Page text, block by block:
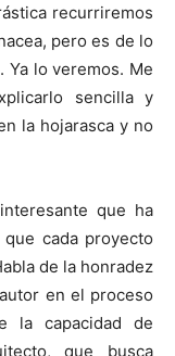
recurriremos
pero es de lo
Ya lo veremos. Me
sencilla y
la hojarasca y no
que ha
cada proyecto
de la honradez
en el proceso
la capacidad de
que busca